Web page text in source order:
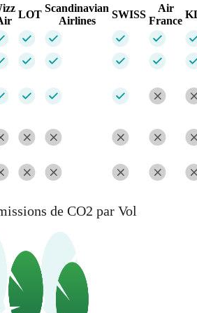
LOT
Scandinavian
Airlines
SWISS
Air
France
de CO2 par Vol